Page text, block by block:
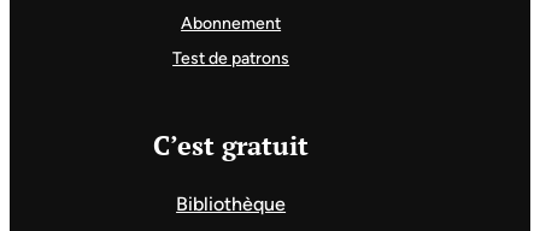
Abonnement
Test de patrons
C’est gratuit
Bibliothèque